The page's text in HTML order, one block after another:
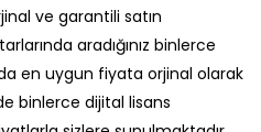
ve garantili satın
aradığınız binlerce
en uygun fiyata orjinal olarak
binlerce dijital lisans